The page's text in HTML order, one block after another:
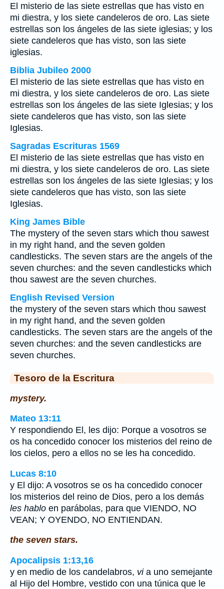
El misterio de las siete estrellas que has visto en
mi diestra, y los siete candeleros de oro. Las siete
estrellas son los ángeles de las siete iglesias; y los
siete candeleros que has visto, son las siete
iglesias.
Biblia Jubileo 2000
El misterio de las siete estrellas que has visto en
mi diestra, y los siete candeleros de oro. Las siete
estrellas son los ángeles de las siete Iglesias; y los
siete candeleros que has visto, son las siete
Iglesias.
Sagradas Escrituras 1569
El misterio de las siete estrellas que has visto en
mi diestra, y los siete candeleros de oro. Las siete
estrellas son los ángeles de las siete Iglesias; y los
siete candeleros que has visto, son las siete
Iglesias.
King James Bible
The mystery of the seven stars which thou sawest
in my right hand, and the seven golden
candlesticks. The seven stars are the angels of the
seven churches: and the seven candlesticks which
thou sawest are the seven churches.
English Revised Version
the mystery of the seven stars which thou sawest
in my right hand, and the seven golden
candlesticks. The seven stars are the angels of the
seven churches: and the seven candlesticks are
seven churches.
Tesoro de la Escritura
mystery.
Mateo 13:11
Y respondiendo El, les dijo: Porque a vosotros se
os ha concedido conocer los misterios del reino de
los cielos, pero a ellos no se les ha concedido.
Lucas 8:10
y El dijo: A vosotros se os ha concedido conocer
los misterios del reino de Dios, pero a los demás
les hablo en parábolas, para que VIENDO, NO
VEAN; Y OYENDO, NO ENTIENDAN.
the seven stars.
Apocalipsis 1:13,16
y en medio de los candelabros, via uno semejante
al Hijo del Hombre, vestido con una túnica que le